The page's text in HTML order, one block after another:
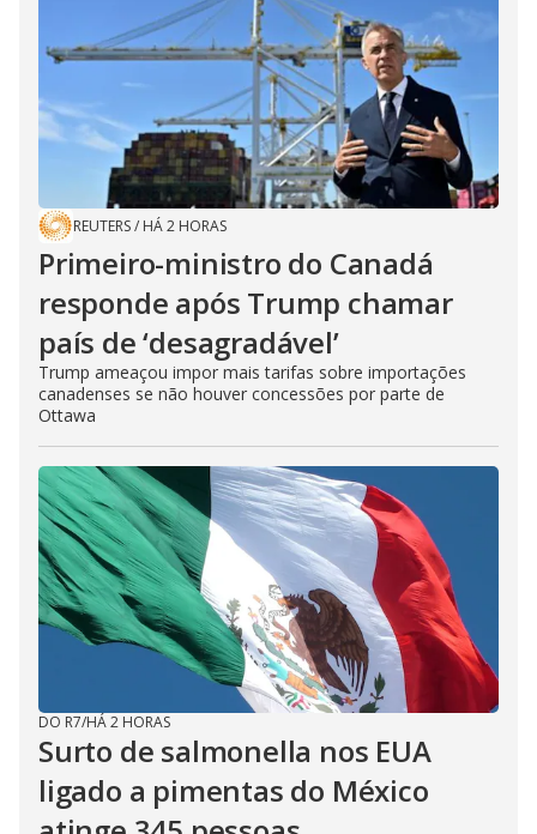
REUTERS/ HÁ 2 HORAS
Primeiro-ministro do Canadá
responde após Trump chamar
país de ‘desagradável’
Trump ameaçou impor mais tarifas sobre importações
canadenses se não houver concessões por parte de
Ottawa
DO R7/HÁ 2 HORAS
Surto de salmonella nos EUA
ligado a pimentas do México